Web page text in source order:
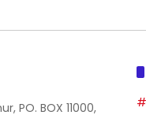
PO. BOX 11000,